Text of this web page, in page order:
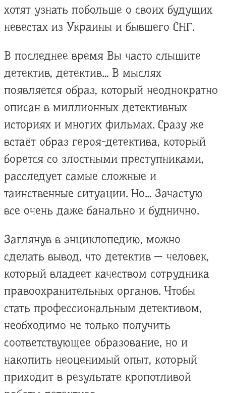
хотят узнать побольше о своих будущих
невестах из Украины и бывшего СНГ.
В последнее время Вы часто слышите
детектив, детектив… В мыслях
появляется образ, который неоднократно
описан в миллионных детективных
историях и многих фильмах. Сразу же
встаёт образ героя-детектива, который
борется со злостными преступниками,
расследует самые сложные и
таинственные ситуации. Но… Зачастую
все очень даже банально и буднично.
Заглянув в энциклопедию, можно
сделать вывод, что детектив — человек,
который владеет качеством сотрудника
правоохранительных органов. Чтобы
стать профессиональным детективом,
необходимо не только получить
соответствующее образование, но и
накопить неоценимый опыт, который
приходит в результате кропотливой